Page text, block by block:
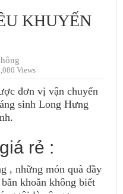
KHUYẾN
Views
đơn vị vận chuyển
sinh Long Hưng
rẻ :
, những món quà đầy
khoăn không biết